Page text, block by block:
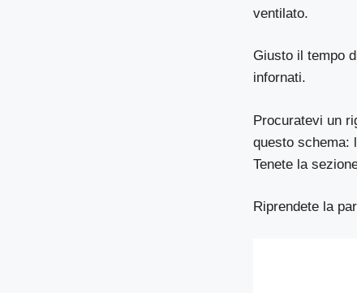
ventilato.
Giusto il tempo
infornati.
Procuratevi un
questo schema:
Tenete la
Riprendete la